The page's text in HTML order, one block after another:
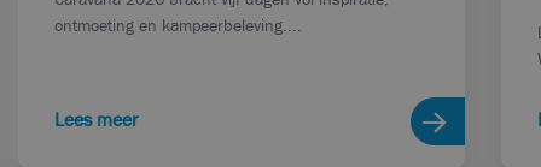
ontmoeting en kampeerbeleving....
Lees meer